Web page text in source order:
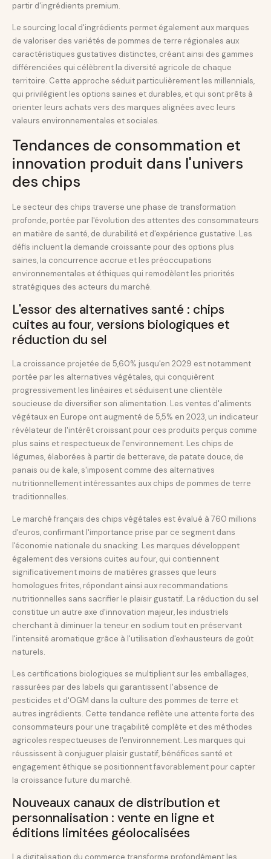
partir d'ingrédients premium.
Le sourcing local d'ingrédients permet également aux marques
de valoriser des variétés de pommes de terre régionales aux
caractéristiques gustatives distinctes, créant ainsi des gammes
différenciées qui célèbrent la diversité agricole de chaque
territoire. Cette approche séduit particulièrement les millennials,
qui privilégient les options saines et durables, et qui sont prêts à
orienter leurs achats vers des marques alignées avec leurs
valeurs environnementales et sociales.
Tendances de consommation et
innovation produit dans l'univers
des chips
Le secteur des chips traverse une phase de transformation
profonde, portée par l'évolution des attentes des consommateurs
en matière de santé, de durabilité et d'expérience gustative. Les
défis incluent la demande croissante pour des options plus
saines, la concurrence accrue et les préoccupations
environnementales et éthiques qui remodèlent les priorités
stratégiques des acteurs du marché.
L'essor des alternatives santé : chips
cuites au four, versions biologiques et
réduction du sel
La croissance projetée de 5,60% jusqu'en 2029 est notamment
portée par les alternatives végétales, qui conquièrent
progressivement les linéaires et séduisent une clientèle
soucieuse de diversifier son alimentation. Les ventes d'aliments
végétaux en Europe ont augmenté de 5,5% en 2023, un indicateur
révélateur de l'intérêt croissant pour ces produits perçus comme
plus sains et respectueux de l'environnement. Les chips de
légumes, élaborées à partir de betterave, de patate douce, de
panais ou de kale, s'imposent comme des alternatives
nutritionnellement intéressantes aux chips de pommes de terre
traditionnelles.
Le marché français des chips végétales est évalué à 760 millions
d'euros, confirmant l'importance prise par ce segment dans
l'économie nationale du snacking. Les marques développent
également des versions cuites au four, qui contiennent
significativement moins de matières grasses que leurs
homologues frites, répondant ainsi aux recommandations
nutritionnelles sans sacrifier le plaisir gustatif. La réduction du sel
constitue un autre axe d'innovation majeur, les industriels
cherchant à diminuer la teneur en sodium tout en préservant
l'intensité aromatique grâce à l'utilisation d'exhausteurs de goût
naturels.
Les certifications biologiques se multiplient sur les emballages,
rassurées par des labels qui garantissent l'absence de
pesticides et d'OGM dans la culture des pommes de terre et
autres ingrédients. Cette tendance reflète une attente forte des
consommateurs pour une traçabilité complète et des méthodes
agricoles respectueuses de l'environnement. Les marques qui
réussissent à conjuguer plaisir gustatif, bénéfices santé et
engagement éthique se positionnent favorablement pour capter
la croissance future du marché.
Nouveaux canaux de distribution et
personnalisation : vente en ligne et
éditions limitées géolocalisées